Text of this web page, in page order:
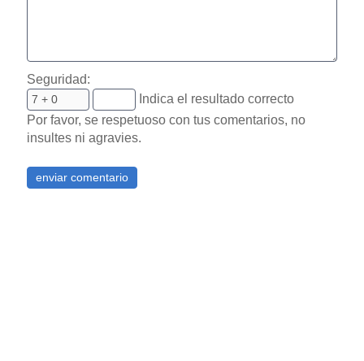
Seguridad:
Indica el resultado correcto
Por favor, se respetuoso con tus comentarios, no
insultes ni agravies.